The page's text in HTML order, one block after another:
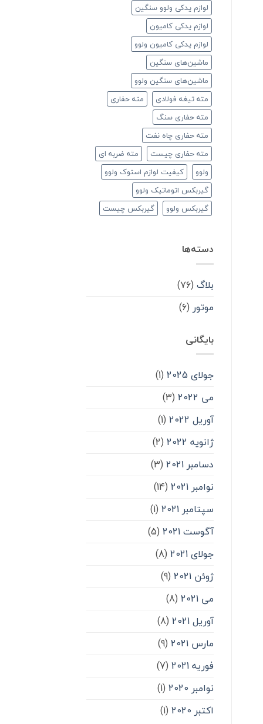
لوازم یدکی ولوو سنگین
لوازم یدکی کامیون
لوازم یدکی کامیون ولوو
ماشین‌های سنگین
ماشین‌های سنگین ولوو
مته تیغه فولادی
مته حفاری
مته حفاری سنگ
مته حفاری چاه نفت
مته حفاری چیست
مته ضربه ای
ولوو
کیفیت لوازم استوک ولوو
گیربکس اتوماتیک ولوو
گیربکس ولوو
گیربکس چیست
دسته‌ها
بلاگ (۷۶)
موتور (۶)
بایگانی
جولای 2025
(1)
می 2022
(3)
آوریل 2022
(1)
ژانویه 2022
(2)
دسامبر 2021
(3)
نوامبر 2021
(14)
سپتامبر 2021
(1)
آگوست 2021
(5)
جولای 2021
(8)
ژوئن 2021
(9)
می 2021
(8)
آوریل 2021
(8)
مارس 2021
(9)
فوریه 2021
(7)
نوامبر 2020
(1)
اکتبر 2020
(1)